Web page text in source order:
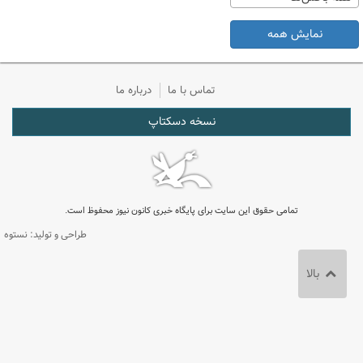
نمایش همه
تماس با ما درباره ما
نسخه دسکتاپ
تمامی حقوق این سایت برای پایگاه خبری کانون نیوز محفوظ است.
طراحی و تولید: نستوه
بالا